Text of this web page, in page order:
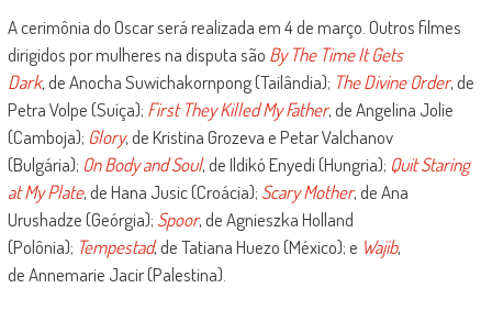
A cerimônia do Oscar será realizada em 4 de março. Outros filmes
dirigidos por mulheres na disputa são By The Time It Gets
Dark,de Anocha Suwichakornpong (Tailândia); The Divine Order, de
Petra Volpe (Suíça); First They Killed My Father, de Angelina Jolie
(Camboja); Glory, de Kristina Grozeva e Petar Valchanov
(Bulgária); On Body and Soul, de Ildikó Enyedi (Hungria); Quit Staring
at My Plate, de Hana Jusic (Croácia); Scary Mother, de Ana
Urushadze (Geórgia); Spoor, de Agnieszka Holland
(Polônia); Tempestad, de Tatiana Huezo (México); e Wajib,
de Annemarie Jacir (Palestina).